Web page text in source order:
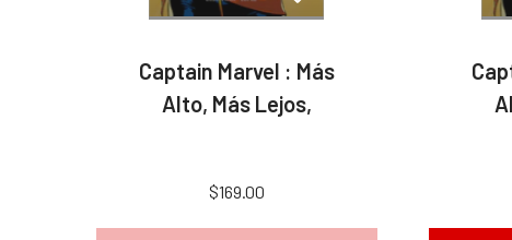
Captain Marvel : Más
Alto, Más Lejos,
$169.00